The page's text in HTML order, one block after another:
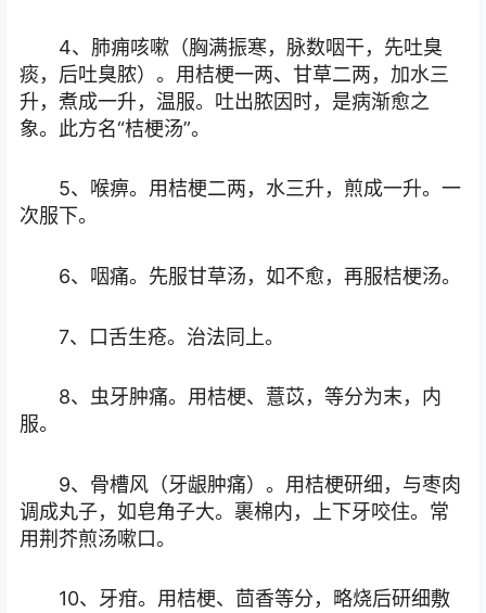
4、肺痈咳嗽（胸满振寒，脉数咽干，先吐臭
痰，后吐臭脓）。用桔梗一两、甘草二两，加水三
升，煮成一升，温服。吐出脓因时，是病渐愈之
象。此方名“桔梗汤”。
5、喉痹。用桔梗二两，水三升，煎成一升。一
次服下。
6、咽痛。先服甘草汤，如不愈，再服桔梗汤。
7、口舌生疮。治法同上。
8、虫牙肿痛。用桔梗、薏苡，等分为末，内
服。
9、骨槽风（牙龈肿痛）。用桔梗研细，与枣肉
调成丸子，如皂角子大。裹棉内，上下牙咬住。常
用荆芥煎汤嗽口。
10、牙疳。用桔梗、茴香等分，略烧后研细敷